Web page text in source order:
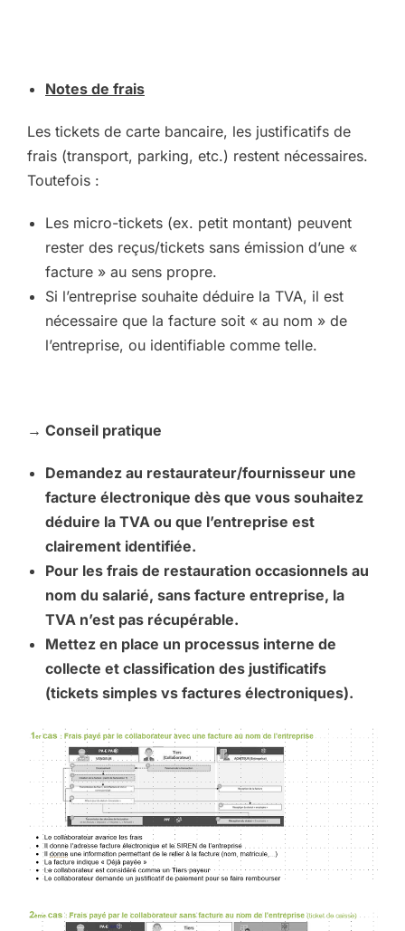
Notes de frais
Les tickets de carte bancaire, les justificatifs de
frais (transport, parking, etc.) restent nécessaires.
Toutefois :
Les micro-tickets (ex. petit montant) peuvent
rester des reçus/tickets sans émission d’une «
facture » au sens propre.
Si l’entreprise souhaite déduire la TVA, il est
nécessaire que la facture soit « au nom » de
l’entreprise, ou identifiable comme telle.
→ Conseil pratique
Demandez au restaurateur/fournisseur une
facture électronique dès que vous souhaitez
déduire la TVA ou que l’entreprise est
clairement identifiée.
Pour les frais de restauration occasionnels au
nom du salarié, sans facture entreprise, la
TVA n’est pas récupérable.
Mettez en place un processus interne de
collecte et classification des justificatifs
(tickets simples vs factures électroniques).